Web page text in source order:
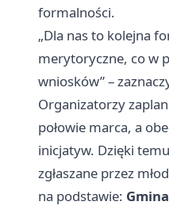
formalności.
„Dla nas to kolejna
merytoryczne, co w
wniosków” –
Organizatorzy
połowie marca, a
inicjatyw. Dzięki
zgłaszane przez
na podstawie: